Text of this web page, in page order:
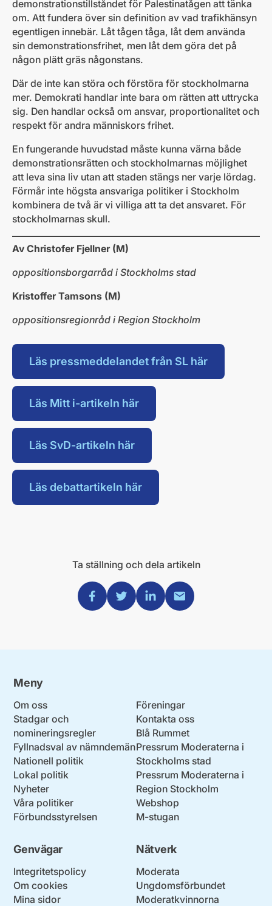
demonstrationstillståndet för Palestinatågen att tänka
om. Att fundera över sin definition av vad trafikhänsyn
egentligen innebär. Låt tågen tåga, låt dem använda
sin demonstrationsfrihet, men låt dem göra det på
någon plätt gräs någonstans.
Där de inte kan störa och förstöra för stockholmarna
mer. Demokrati handlar inte bara om rätten att uttrycka
sig. Den handlar också om ansvar, proportionalitet och
respekt för andra människors frihet.
En fungerande huvudstad måste kunna värna både
demonstrationsrätten och stockholmarnas möjlighet
att leva sina liv utan att staden stängs ner varje lördag.
Förmår inte högsta ansvariga politiker i Stockholm
kombinera de två är vi villiga att ta det ansvaret. För
stockholmarnas skull.
Av Christofer Fjellner (M)
oppositionsborgarråd i Stockholms stad
Kristoffer Tamsons (M)
oppositionsregionråd i Region Stockholm
Läs pressmeddelandet från SL här
Läs Mitt i-artikeln här
Läs SvD-artikeln här
Läs debattartikeln här
Ta ställning och dela artikeln
Dela via Facebook
Dela via Twitter
Dela via Linkedin
Dela via Mail
Meny
Om oss
Stadgar och
nomineringsregler
Fyllnadsval av nämndemän
Nationell politik
Lokal politik
Nyheter
Våra politiker
Förbundsstyrelsen
Föreningar
Kontakta oss
Blå Rummet
Pressrum Moderaterna i
Stockholms stad
Pressrum Moderaterna i
Region Stockholm
Webshop
M-stugan
Genvägar
Integritetspolicy
Om cookies
Mina sidor
Nätverk
Moderata
Ungdomsförbundet
Moderatkvinnorna